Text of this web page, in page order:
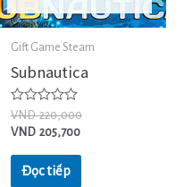
Gift Game Steam
Subnautica
Được
xếp
hạng
sao
VND220,000
VND 205,700
Đọc tiếp